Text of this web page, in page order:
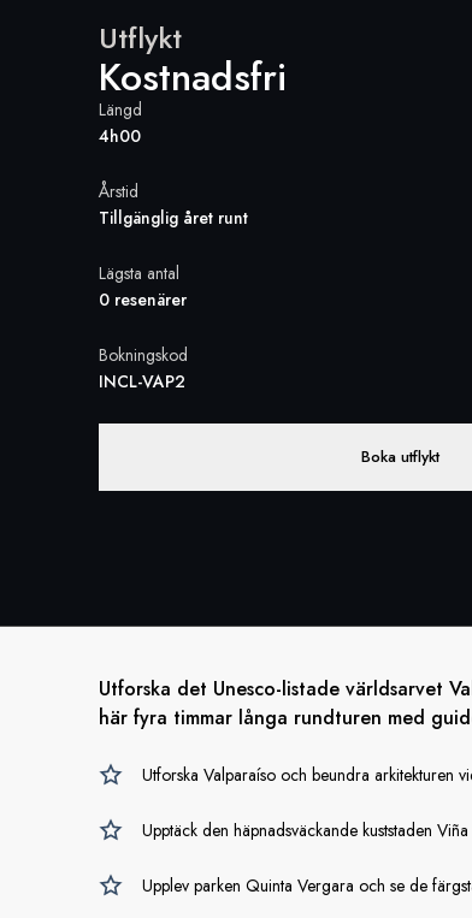
Utflykt
Kostnadsfri
Längd
4h00
Årstid
Tillgänglig året runt
Lägsta antal
0 resenärer
Bokningskod
INCL-VAP2
Boka utflykt
Utforska det Unesco-listade världsarvet
här fyra timmar långa rundturen med
Utforska Valparaíso och beundra arkitekturen
Upptäck den häpnadsväckande kuststaden
Upplev parken Quinta Vergara och se de